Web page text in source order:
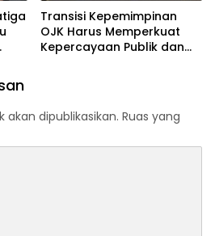
Transisi Kepemimpinan
OJK Harus Memperkuat
Kepercayaan Publik dan
dipublikasikan. Ruas yang